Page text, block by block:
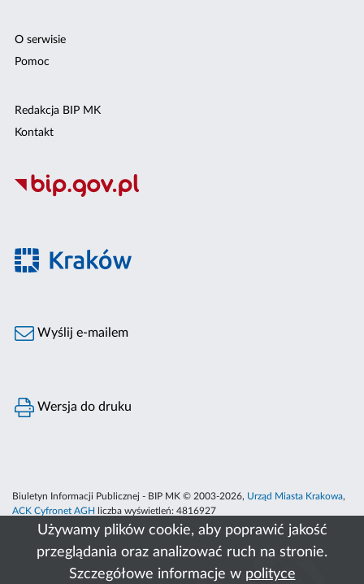
Używamy plików cookie, aby poprawić jakość
przeglądania oraz analizować ruch na stronie.
Szczegółowe informacje w polityce
O serwisie
Pomoc
Redakcja BIP MK
Kontakt
Wyślij e-mailem
Wersja do druku
Biuletyn Informacji Publicznej - BIP MK © 2003-2026, Urząd Miasta Krakowa,
ACK Cyfronet AGH
liczba wyświetleń: 4816927